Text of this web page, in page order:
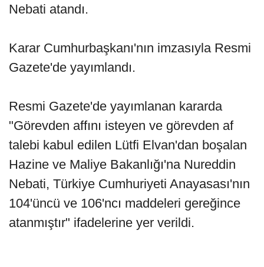
Nebati atandı.
Karar Cumhurbaşkanı'nın imzasıyla Resmi
Gazete'de yayımlandı.
Resmi Gazete'de yayımlanan kararda
"Görevden affını isteyen ve görevden af
talebi kabul edilen Lütfi Elvan'dan boşalan
Hazine ve Maliye Bakanlığı'na Nureddin
Nebati, Türkiye Cumhuriyeti Anayasası'nın
104'üncü ve 106'ncı maddeleri gereğince
atanmıştır" ifadelerine yer verildi.